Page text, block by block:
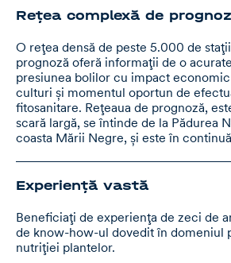
Rețea complexă de
O rețea densă de peste 5.000 de
prognoză oferă informații de o
presiunea bolilor cu impact
culturi și momentul oportun de
fitosanitare. Rețeaua de prognoză,
scară largă, se întinde de la Pădurea
coasta Mării Negre, și este în
Experiență vastă
Beneficiați de experiența de zeci de
de know-how-ul dovedit în domeniul
nutriției plantelor.